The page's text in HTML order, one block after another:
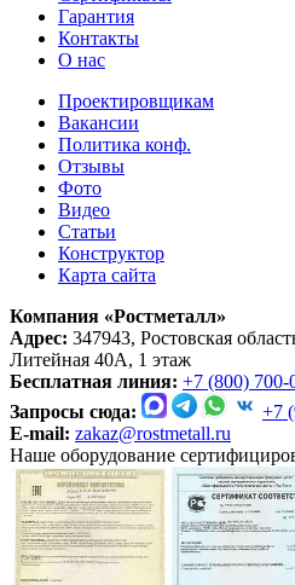
Гарантия
Контакты
О нас
Проектировщикам
Вакансии
Политика конф.
Отзывы
Фото
Видео
Статьи
Конструктор
Карта сайта
Компания «Ростметалл»
Адрес: 347943, Ростовская
Литейная 40А, 1 этаж
Бесплатная линия: +7 (800) 700-
Запросы сюда:
+7
E-mail: zakaz@rostmetall.ru
Наше оборудование